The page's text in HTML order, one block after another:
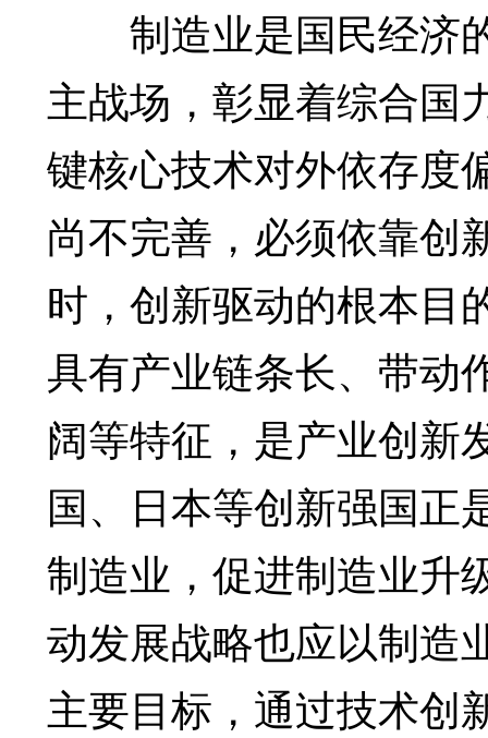
制造业是国民经济
主战场，彰显着综合国
键核心技术对外依存度
尚不完善，必须依靠创
时，创新驱动的根本目
具有产业链条长、带动
阔等特征，是产业创新
国、日本等创新强国正
制造业，促进制造业升
动发展战略也应以制造
主要目标，通过技术创